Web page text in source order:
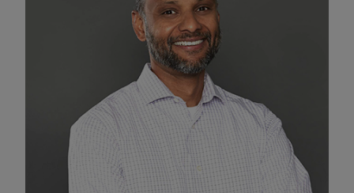
Funktionale Cookies aktivieren